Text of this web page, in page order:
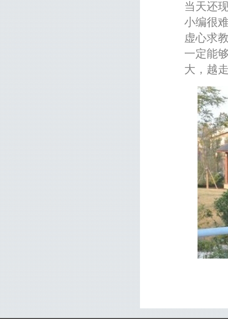
当天还
小编很
虚心求
一定能
大，越